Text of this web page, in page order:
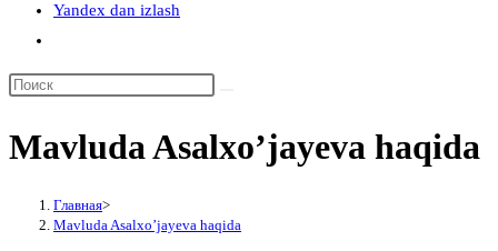
Yandex dan izlash
по
сайту
Поиск
сайте
Mavluda Asalxo’jayeva haqida
Главная>
Mavluda Asalxo’jayeva haqida